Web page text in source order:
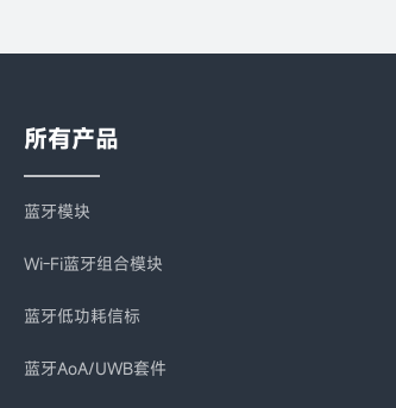
所有产品
蓝牙模块
Wi-Fi蓝牙组合模块
蓝牙低功耗信标
蓝牙AoA/UWB套件